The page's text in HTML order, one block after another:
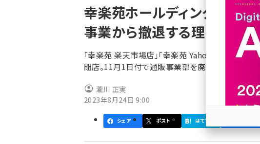
ン
く
ず
幸楽苑ホールディングスが
事業から撤退する理由
「幸楽苑 楽天市場店」「幸楽苑 Yahoo!ショッピン
閉店。11月1日付で通販事業部を廃止する
瀧川 正実
2023年8月24日 9:00
シェア ポスト はてブ